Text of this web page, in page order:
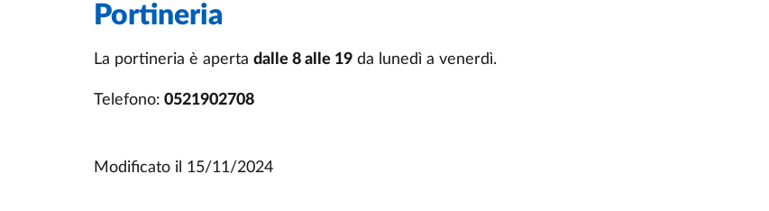
Portineria
La portineria è apertadalle 8 alle 19 da lunedì a venerdì.
Telefono: 0521902708
Modificato il 15/11/2024